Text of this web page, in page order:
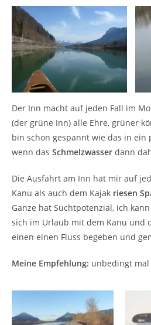
Der Inn macht auf jeden Fall im
(der grüne Inn) alle Ehre, grüner
bin schon gespannt wie das in ein
wenn das Schmelzwasser dann
Die Ausfahrt am Inn hat mir auf
Kanu als auch dem Kajak riesen
Ganze hat Suchtpotenzial, ich
sich im Urlaub mit dem Kanu und
einen einen Fluss begeben und
Meine Empfehlung: unbedingt